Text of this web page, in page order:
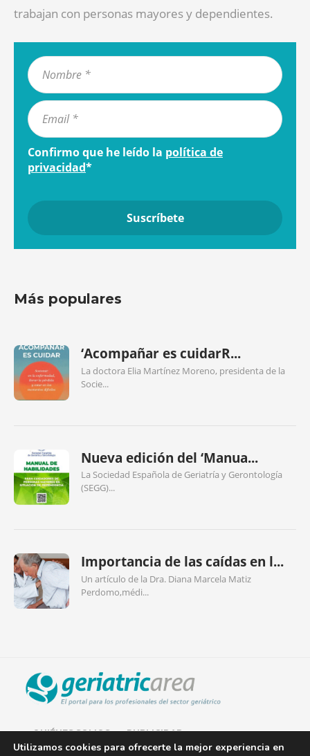
trabajan con personas mayores y dependientes.
Confirmo que he leído la política de
privacidad*
Más populares
‘Acompañar es cuidarR...
La doctora Elia Martínez Moreno, presidenta de la
Socie...
Nueva edición del ‘Manua...
La Sociedad Española de Geriatría y Gerontología
(SEGG)...
Importancia de las caídas en l...
Un artículo de la Dra. Diana Marcela Matiz
Perdomo,médi...
QUIÉNES SOMOS PUBLICIDAD
Utilizamos cookies para ofrecerte la mejor experiencia en